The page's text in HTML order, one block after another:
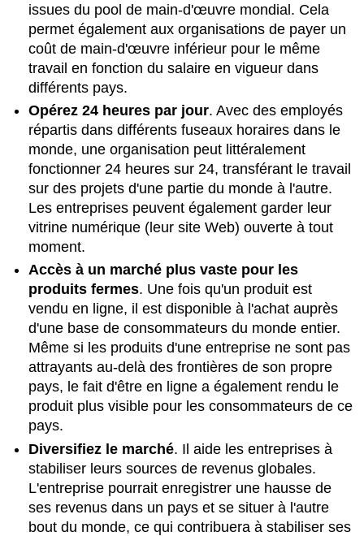
issues du pool de main-d'œuvre mondial. Cela
permet également aux organisations de payer un
coût de main-d'œuvre inférieur pour le même
travail en fonction du salaire en vigueur dans
différents pays.
Opérez 24 heures par jour. Avec des employés
répartis dans différents fuseaux horaires dans le
monde, une organisation peut littéralement
fonctionner 24 heures sur 24, transférant le travail
sur des projets d'une partie du monde à l'autre.
Les entreprises peuvent également garder leur
vitrine numérique (leur site Web) ouverte à tout
moment.
Accès à un marché plus vaste pour les
produits fermes. Une fois qu'un produit est
vendu en ligne, il est disponible à l'achat auprès
d'une base de consommateurs du monde entier.
Même si les produits d'une entreprise ne sont pas
attrayants au-delà des frontières de son propre
pays, le fait d'être en ligne a également rendu le
produit plus visible pour les consommateurs de ce
pays.
Diversifiez le marché. Il aide les entreprises à
stabiliser leurs sources de revenus globales.
L'entreprise pourrait enregistrer une hausse de
ses revenus dans un pays et se situer à l'autre
bout du monde, ce qui contribuera à stabiliser ses